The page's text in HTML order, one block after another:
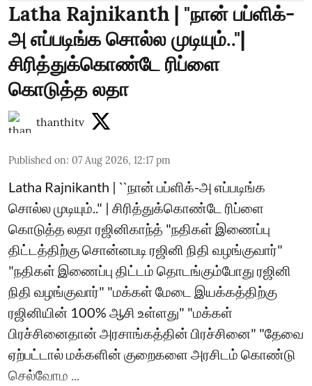
Latha Rajnikanth | "நான் பப்ளிக்-
அ எப்படிங்க சொல்ல முடியும்.."|
சிரித்துக்கொண்டே ரிப்ளை
கொடுத்த லதா
thanthitv
Published on: 07 Aug 2026, 12:17 pm
Latha Rajnikanth | ``நான் பப்ளிக்-அ எப்படிங்க
சொல்ல முடியும்.." | சிரித்துக்கொண்டே ரிப்ளை
கொடுத்த லதா ரஜினிகாந்த் "நதிகள் இணைப்பு
திட்டத்திற்கு சொன்னபடி ரஜினி நிதி வழங்குவார்"
"நதிகள் இணைப்பு திட்டம் தொடங்கும்போது ரஜினி
நிதி வழங்குவார்" "மக்கள் மேடை இயக்கத்திற்கு
ரஜினியின் 100% ஆசி உள்ளது" "மக்கள்
பிரச்சினைதான் அரசாங்கத்தின் பிரச்சினை" "தேவை
ஏற்பட்டால் மக்களின் குறைகளை அரசிடம் கொண்டு
செல்வோம ...